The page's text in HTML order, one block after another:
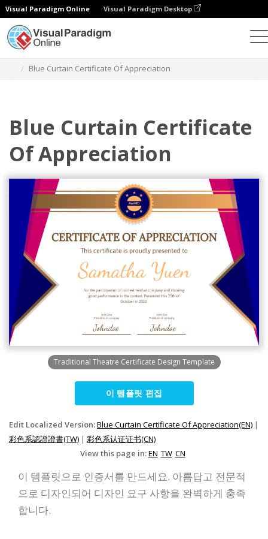
Visual Paradigm Online Visual Paradigm Desktop
Blue Curtain Certificate Of Appreciation
Blue Curtain Certificate
Of Appreciation
Traditional Theatre Certificate Design Template
이 템플릿 편집
Edit Localized Version:Blue Curtain Certificate Of Appreciation(EN) |
彩色系認證證書(TW) | 彩色系认证证书(CN)
View this page in:EN TW CN
이 템플릿으로 인증서를 만드세요. 아름답고 전문적
으로 디자인되어 디자인 요구 사항을 완벽하게 충족
합니다.